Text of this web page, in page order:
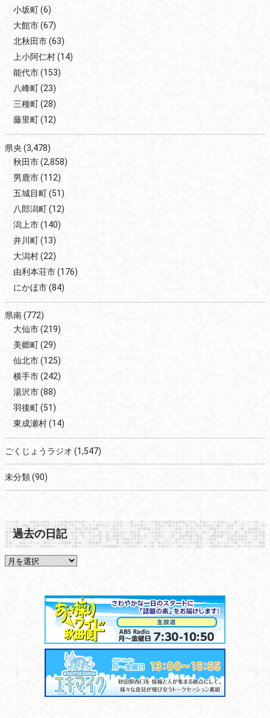
小坂町(6)
大館市(67)
北秋田市(63)
上小阿仁村(14)
能代市(153)
八峰町(23)
三種町(28)
藤里町(12)
県央(3,478)
秋田市(2,858)
男鹿市(112)
五城目町(51)
八郎潟町(12)
潟上市(140)
井川町(13)
大潟村(22)
由利本荘市(176)
にかほ市(84)
県南(772)
大仙市(219)
美郷町(29)
仙北市(125)
横手市(242)
湯沢市(88)
羽後町(51)
東成瀬村(14)
ごくじょうラジオ (1,547)
未分類(90)
過去の日記